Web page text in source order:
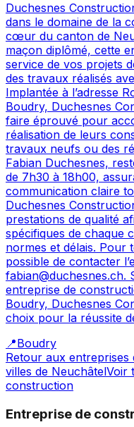
Duchesnes
dans le domaine de la
cœur du canton de
maçon diplômé, cette
service de vos projets
des travaux réalisés
Implantée à l’adresse
Boudry, Duchesnes
faire éprouvé pour
réalisation de leurs
travaux neufs ou des
Fabian Duchesnes,
de 7h30 à 18h00,
communication claire
Duchesnes
prestations de qualité
spécifiques de chaque
normes et délais. Pour
possible de contacter
entreprise de
Boudry, Duchesnes
choix pour la réussite
📍Boudry
Retour aux entreprises
villes de NeuchâtelVoir
construction
Entreprise de